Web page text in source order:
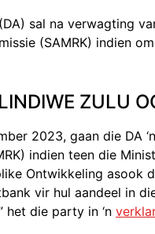
sal na verwagting
(SAMRK) indien
ZULU
2023, gaan die DA
indien teen die
Ontwikkeling asook
vir hul aandeel in
het die party in ‘n